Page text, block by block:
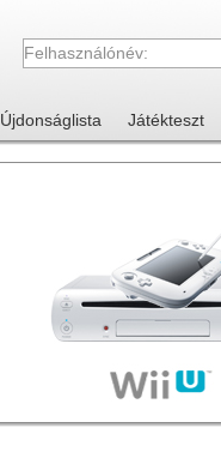
Újdonságlista Játékteszt